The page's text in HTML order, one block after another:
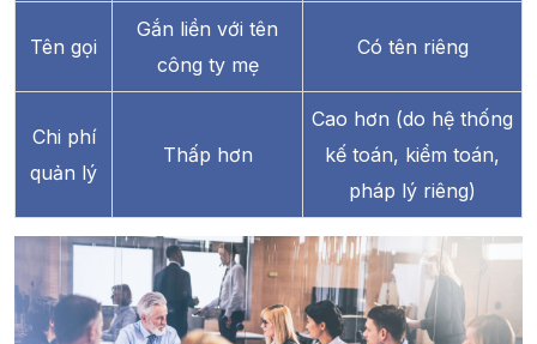
Tên gọi
Gắn liền với tên
công ty mẹ
Có tên riêng
Chi phí
quản lý
Thấp hơn
Cao hơn (do hệ thống
kế toán, kiểm toán,
pháp lý riêng)